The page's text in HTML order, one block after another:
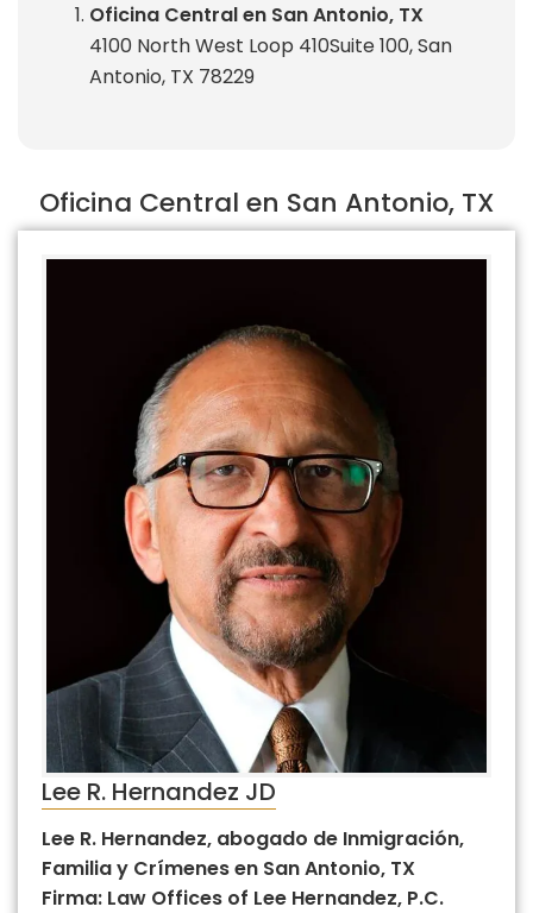
Oficina Central en San Antonio, TX
4100 North West Loop 410Suite 100, San
Antonio, TX 78229
Oficina Central en San Antonio, TX
Lee R. Hernandez JD
Lee R. Hernandez, abogado de Inmigración,
Familia y Crímenes en San Antonio, TX
Firma: Law Offices of Lee Hernandez, P.C.